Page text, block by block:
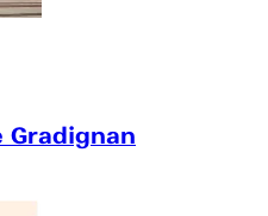
Gradignan